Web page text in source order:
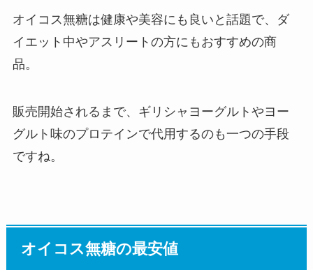
オイコス無糖は健康や美容にも良いと話題で、ダ
イエット中やアスリートの方にもおすすめの商
品。
販売開始されるまで、ギリシャヨーグルトやヨー
グルト味のプロテインで代用するのも一つの手段
ですね。
オイコス無糖の最安値